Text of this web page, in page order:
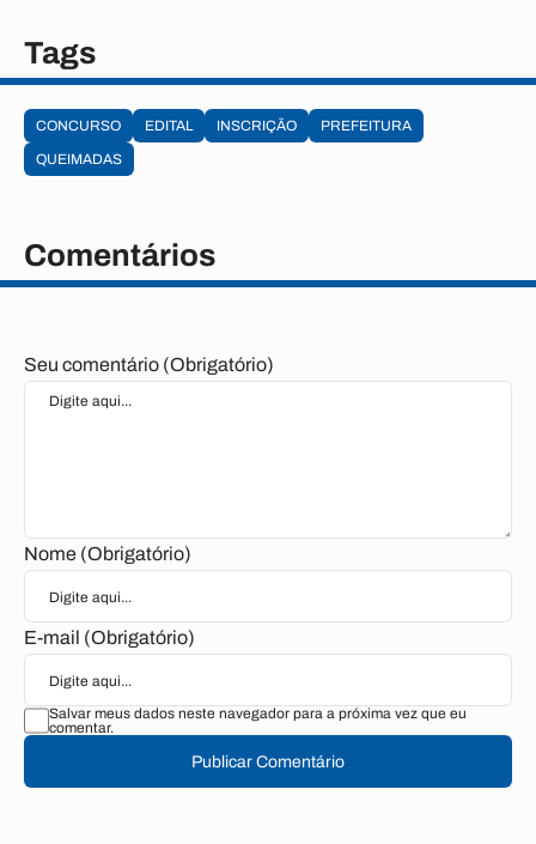
Tags
CONCURSO EDITAL INSCRIÇÃO
PREFEITURA
QUEIMADAS
Comentários
Seu comentário (Obrigatório)
Nome (Obrigatório)
E-mail (Obrigatório)
Salvar meus dados neste navegador para a próxima vez que eu
comentar.
Publicar Comentário